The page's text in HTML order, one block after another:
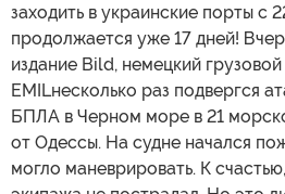
заходить в украинские порты с
продолжается уже 17 дней!
издание Bild, немецкий
EMILнесколько раз подвергся
БПЛА в Черном море в 21
от Одессы. На судне начался
могло маневрировать. К